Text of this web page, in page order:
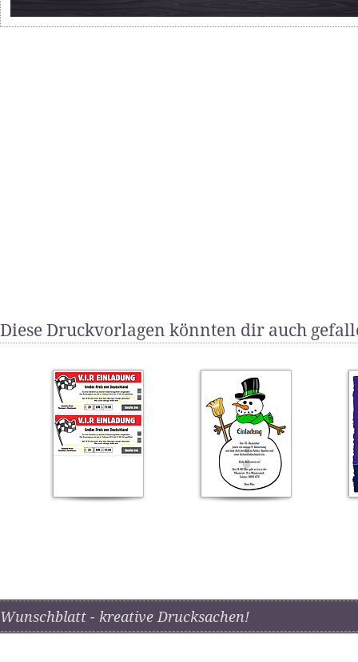
Diese Druckvorlagen könnten dir auch
Wunschblatt - kreative Drucksachen!